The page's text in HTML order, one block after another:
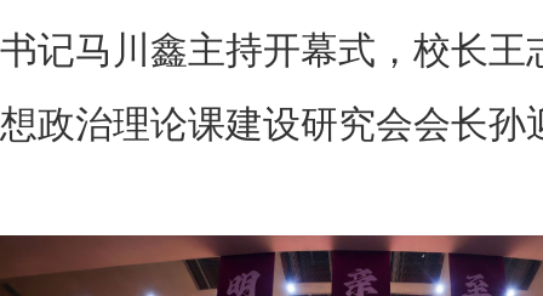
书记马川鑫主持开幕式，校长王
想政治理论课建设研究会会长孙